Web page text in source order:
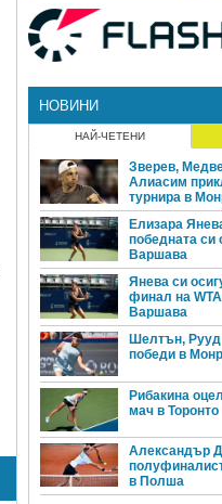
НОВИНИ
НАЙ-ЧЕТЕНИ
Зверев,
Алиасим
турнира в
Елизара
победната си
Варшава
Янева си
финал на
Варшава
Шелтън,
победи в
Рибакина
мач в Торонто
Александър
в Полша